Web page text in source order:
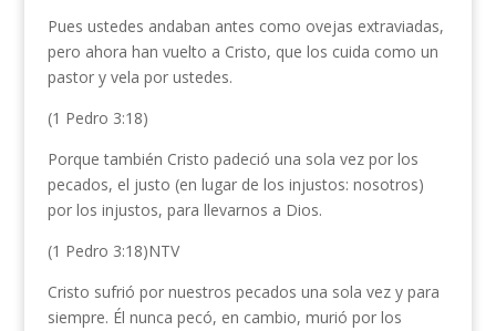
Pues ustedes andaban antes como ovejas extraviadas,
pero ahora han vuelto a Cristo, que los cuida como un
pastor y vela por ustedes.
(1 Pedro 3:18)
Porque también Cristo padeció una sola vez por los
pecados, el justo (en lugar de los injustos: nosotros)
por los injustos, para llevarnos a Dios.
(1 Pedro 3:18)NTV
Cristo sufrió por nuestros pecados una sola vez y para
siempre. Él nunca pecó, en cambio, murió por los